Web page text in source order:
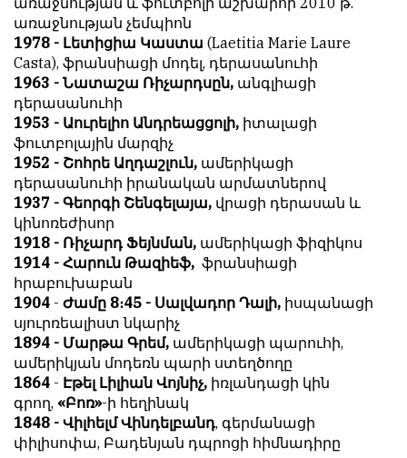
большим
трудом,
но
с
душой.
Редакция
не
лезет
в
авторские
тексты,
не
кромсает
их
и
не
искажает
смысл.
Мнение
редакции
не
հեղինակների
կարծիքի
հետ
համակարծիք
լինելը
պարտադիր
պայման
չէ
նյութերը
թողարկելու
համար։
Հակառակ
կարծիքները
Խմբագրության
կողմից
ընդունվում
են
ոչ
այնքան
գրկաբաց
են,
առաջնության չեմպիոն
1978 - Լետիցիա Կաստա (Laetitia Marie Laure
Casta), ֆրանսիացի մոդել, դերասանուհի
1963 - Նատաշա Ռիչարդսըն, անգլիացի
դերասանուհի
1953 - Աուրելիո Անդրեացցոլի, իտալացի
ֆուտբոլային մարզիչ
1952 - Շոհրե Աղդաշլուն, ամերիկացի
դերասանուհի իրանական արմատներով
1937 - Գեորգի Շենգելայա, վրացի դերասան և
կինոռեժիսոր
1918 - Ռիչարդ Ֆեյնման, ամերիկացի ֆիզիկոս
1914 - Հարուն Թազիեֆ, ֆրանսիացի
հրաբուխաբան
1904 - Ժամը 8։45 - Սալվադոր Դալի, իսպանացի
սյուրռեալիստ նկարիչ
1894 - Մարթա Գրեմ, ամերիկացի պարուհի,
ամերիկյան մոդեռն պարի ստեղծողը
1864 - Էթել Լիլիան Վոյնիչ, իռլանդացի կին
գրող, «Բոռ»-ի հեղինակ
1848 - Վիլհելմ Վինդելբանդ, գերմանացի
փիլիսոփա, Բադենյան դպրոցի հիմնադիրը